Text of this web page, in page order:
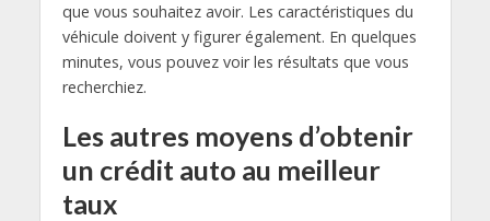
que vous souhaitez avoir. Les caractéristiques du
véhicule doivent y figurer également. En quelques
minutes, vous pouvez voir les résultats que vous
recherchiez.
Les autres moyens d’obtenir
un crédit auto au meilleur
taux